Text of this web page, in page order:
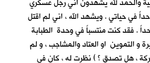
في حياتي . ويشهد الله ، اني لم اقتل
. فقد كنت منتسباً في وحدة الطبابة
و التموين او العتاد والمشاجب ، و لم
، هل تصدق ؟ ) نظرت له ، كان في